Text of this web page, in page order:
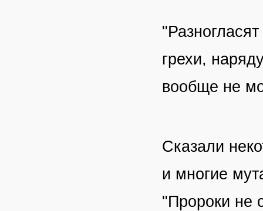
грехи,
вообще не
Сказали
и многие
"Пророки не